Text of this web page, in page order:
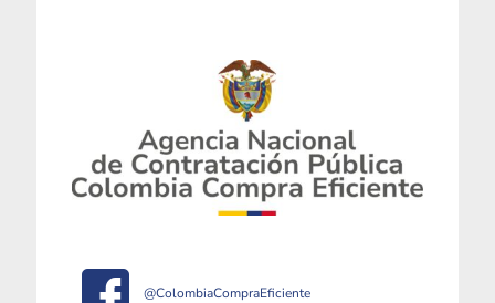
@ColombiaCompraEficiente